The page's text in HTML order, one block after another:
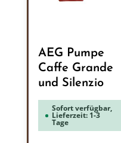
AEG Pumpe
Caffe Grande
und Silenzio
Sofort verfügbar,
Lieferzeit: 1-3
Tage